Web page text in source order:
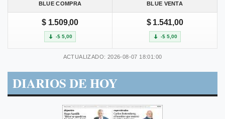
BLUE COMPRA BLUE VENTA
$ 1.509,00
-$ 5,00
$ 1.541,00
-$ 5,00
ACTUALIZADO: 2026-08-07 18:01:00
DIARIOS DE HOY